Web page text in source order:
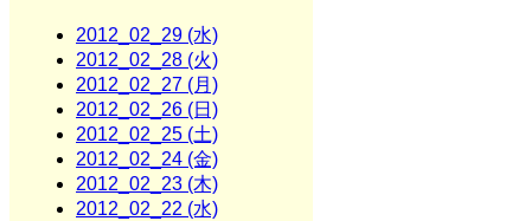
2012_02_29 (水)
2012_02_28 (火)
2012_02_27 (月)
2012_02_26 (日)
2012_02_25 (土)
2012_02_24 (金)
2012_02_23 (木)
2012_02_22 (水)